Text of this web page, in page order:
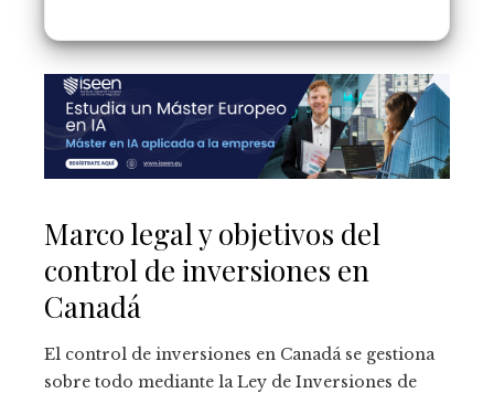
Marco legal y objetivos del
control de inversiones en
Canadá
El control de inversiones en Canadá se gestiona
sobre todo mediante la Ley de Inversiones de